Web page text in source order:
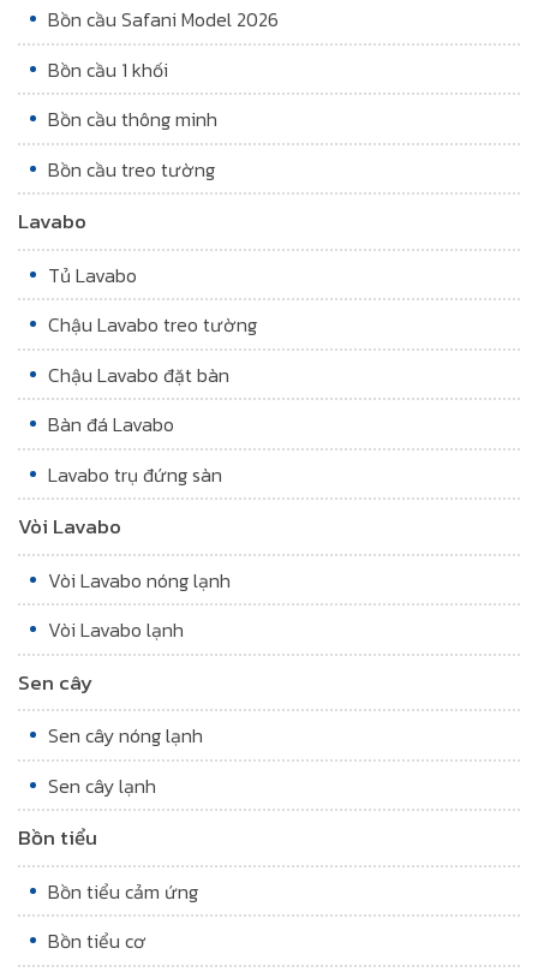
Bồn cầu Safani Model 2026
Bồn cầu 1 khối
Bồn cầu thông minh
Bồn cầu treo tường
Lavabo
Tủ Lavabo
Chậu Lavabo treo tường
Chậu Lavabo đặt bàn
Bàn đá Lavabo
Lavabo trụ đứng sàn
Vòi Lavabo
Vòi Lavabo nóng lạnh
Vòi Lavabo lạnh
Sen cây
Sen cây nóng lạnh
Sen cây lạnh
Bồn tiểu
Bồn tiểu cảm ứng
Bồn tiểu cơ